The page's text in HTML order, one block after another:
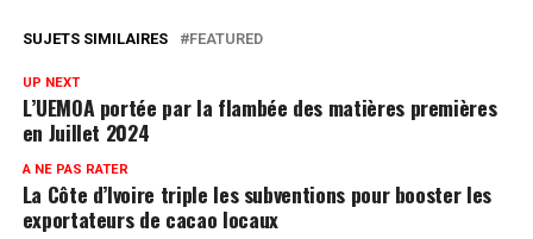
SUJETS SIMILAIRES FEATURED
UP NEXT
L’UEMOA portée par la flambée des matières premières
en Juillet 2024
A NE PAS RATER
La Côte d’Ivoire triple les subventions pour booster les
exportateurs de cacao locaux